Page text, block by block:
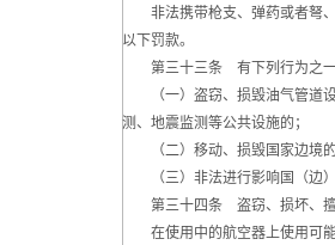
非法携带枪支、弹药或者弩、
以下罚款。
第三十三条 有下列行为之一
（一）盗窃、损毁油气管道设
测、地震监测等公共设施的；
（二）移动、损毁国家边境的
（三）非法进行影响国（边）
第三十四条 盗窃、损坏、擅
在使用中的航空器上使用可能